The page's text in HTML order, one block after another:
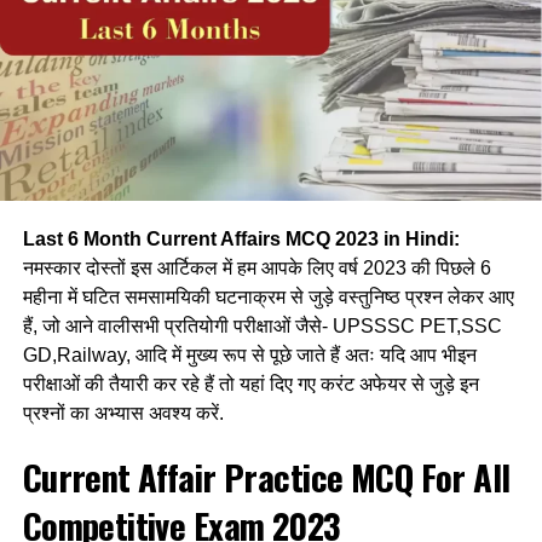
Recently, Union Law Minister Arjun Ram Meghwal has
introduced in the Rajya Sabha a bill to introduce the post
of Chief Election Commissioner and Election
Commissioner.
(a) प्रधानमंत्री Prime Minister
(b) सुप्रमि कोर्ट के न्यायाधीश supreme court judge
(c) गृह मंत्री home Minister
(d) इनमें से कोई नहीं। None of these.
Ans-b
Q.3- हाल ही में 54 साल बाद असोला भाटी वन्यजीव अभ्यारण्य में दुर्लभ
Recently, after 54 years, a rare species of Black
Cynorium Vulture was seen in Asola Bhati Wildlife
Last 6 Month Current Affairs MCQ 2023 in Hindi:
नमस्कार दोस्तों इस आर्टिकल में हम आपके लिए वर्ष 2023 की पिछले 6
महीना में घटित समसामयिकी घटनाक्रम से जुड़े वस्तुनिष्ठ प्रश्न लेकर आए
हैं, जो आने वालीसभी प्रतियोगी परीक्षाओं जैसे- UPSSSC PET,SSC
GD,Railway, आदि में मुख्य रूप से पूछे जाते हैं अतः यदि आप भीइन
परीक्षाओं की तैयारी कर रहे हैं तो यहां दिए गए करंट अफेयर से जुड़े इन
प्रश्नों का अभ्यास अवश्य करें.
Current Affair Practice MCQ For All
Competitive Exam 2023